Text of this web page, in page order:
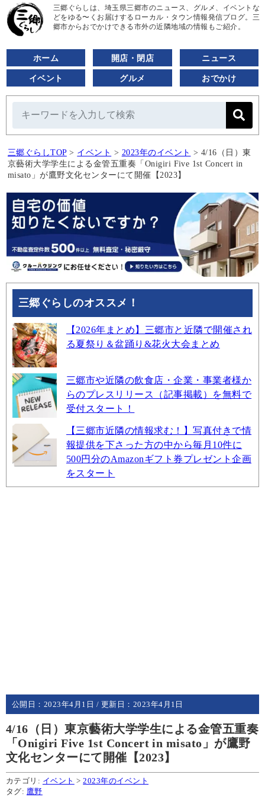
三郷ぐらしは、埼玉県三郷市のニュース、グルメ、イベントな
どをゆる〜くお届けするローカル・タウン情報発信ブログ。三
郷市からおでかけできる市外の近隣地域の情報もご紹介。
ホーム 開店・閉店 ニュース
イベント グルメ おでかけ
三郷ぐらしTOP > イベント > 2023年のイベント > 4/16（日）東
京藝術大学学生による金管五重奏「Onigiri Five 1st Concert in
misato」が鷹野文化センターにて開催【2023】
三郷ぐらしのオススメ！
【2026年まとめ】三郷市と近隣で開催され
る夏祭り＆盆踊り&花火大会まとめ
三郷市や近隣の飲食店・企業・事業者様か
らのプレスリリース（記事掲載）を無料で
受付スタート！
【三郷市近隣の情報求む！】写真付きで情
報提供を下さった方の中から毎月10件に
500円分のAmazonギフト券プレゼント企画
をスタート
公開日： 2023年4月1日 / 更新日： 2023年4月1日
4/16（日）東京藝術大学学生による金管五重奏
「Onigiri Five 1st Concert in misato」が鷹野
文化センターにて開催【2023】
カテゴリ: イベント >2023年のイベント
タグ: 鷹野